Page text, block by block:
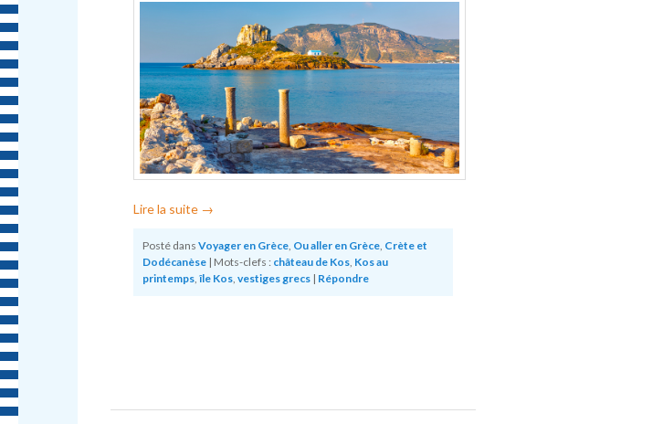
Lire la suite →
Posté dans Voyager en Grèce, Ou aller en Grèce, Crète et
Dodécanèse | Mots-clefs : château de Kos, Kos au
printemps, île Kos, vestiges grecs | Répondre